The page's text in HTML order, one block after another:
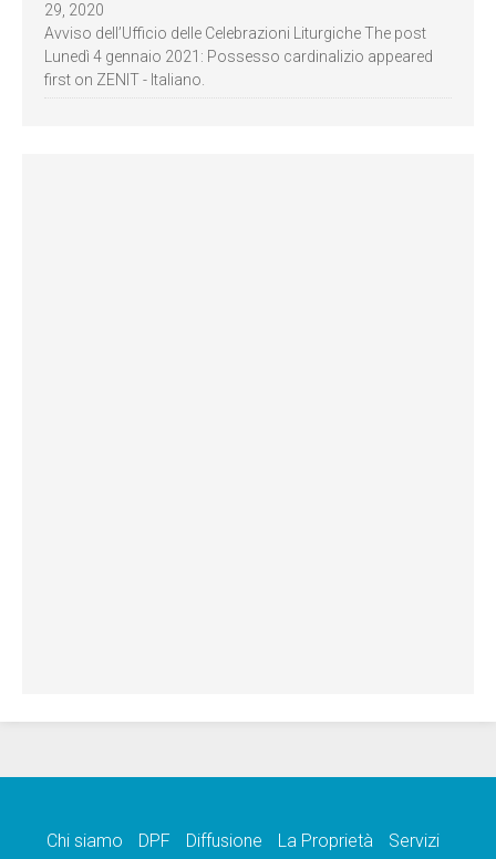
29, 2020
Avviso dell’Ufficio delle Celebrazioni Liturgiche The post
Lunedì 4 gennaio 2021: Possesso cardinalizio appeared
first on ZENIT - Italiano.
Chi siamo DPF Diffusione La Proprietà Servizi